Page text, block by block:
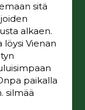
sitä
alkaen.
löysi Vienan
paikalla
silmää